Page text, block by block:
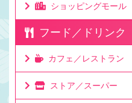
ショッピングモール
フード／ドリンク
カフェ／レストラン
ストア／スーパー